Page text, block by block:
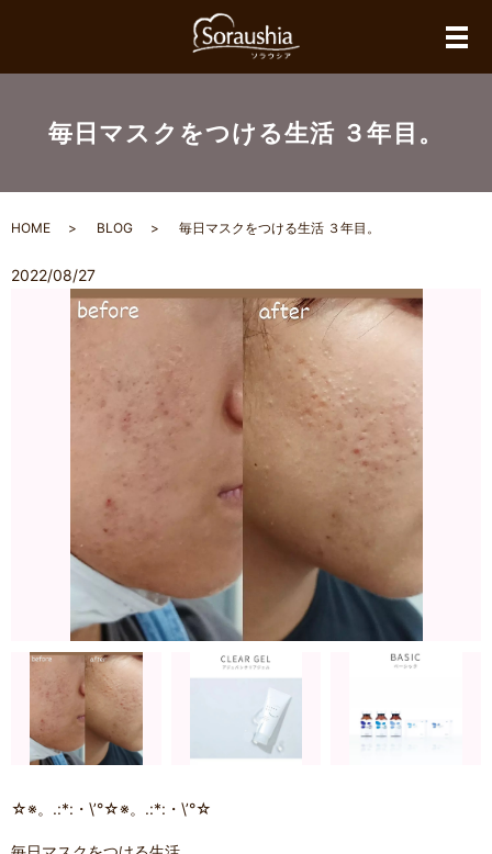
メ
毎日マスクをつける生活 ３年目。
HOME BLOG 毎日マスクをつける生活 ３年目。
2022/08/27
☆※。.:*:・\’°☆※。.:*:・\’°☆